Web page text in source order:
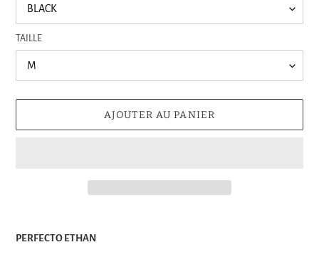
TAILLE
AJOUTER AU PANIER
.d'un
PERFECTO ETHAN